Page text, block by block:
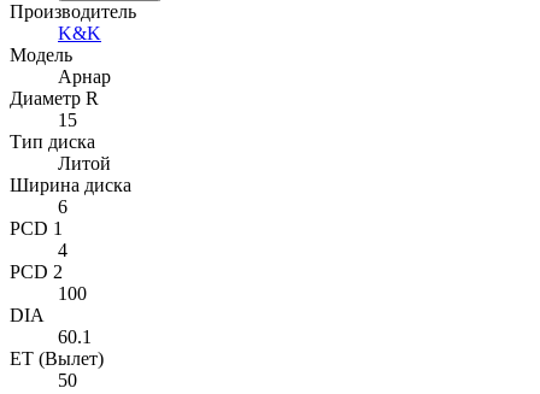
Производитель
K&K
Модель
Арнар
Диаметр R
15
Тип диска
Литой
Ширина диска
6
PCD 1
4
PCD 2
100
DIA
60.1
ET (Вылет)
50